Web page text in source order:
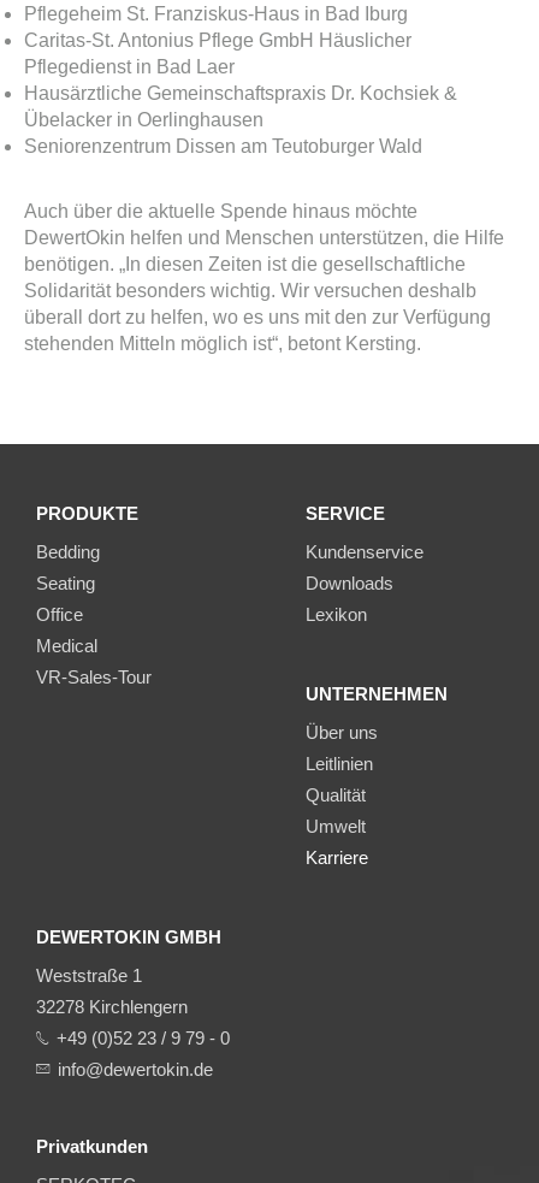
Pflegeheim St. Franziskus-Haus in Bad Iburg
Caritas-St. Antonius Pflege GmbH Häuslicher
Pflegedienst in Bad Laer
Hausärztliche Gemeinschaftspraxis Dr. Kochsiek &
Übelacker in Oerlinghausen
Seniorenzentrum Dissen am Teutoburger Wald
Auch über die aktuelle Spende hinaus möchte
DewertOkin helfen und Menschen unterstützen, die Hilfe
benötigen. „In diesen Zeiten ist die gesellschaftliche
Solidarität besonders wichtig. Wir versuchen deshalb
überall dort zu helfen, wo es uns mit den zur Verfügung
stehenden Mitteln möglich ist“, betont Kersting.
PRODUKTE
Bedding
Seating
Office
Medical
VR-Sales-Tour
SERVICE
Kundenservice
Downloads
Lexikon
UNTERNEHMEN
Über uns
Leitlinien
Qualität
Umwelt
Karriere
DEWERTOKIN GMBH
Weststraße 1
32278 Kirchlengern
+49 (0)52 23 / 9 79 - 0
info@dewertokin.de
Privatkunden